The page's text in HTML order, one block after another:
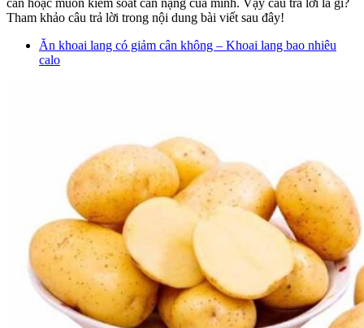
Tham khảo câu trả lời trong nội dung bài viết sau đây!
Ăn khoai lang có giảm cân không – Khoai lang bao nhiêu
calo